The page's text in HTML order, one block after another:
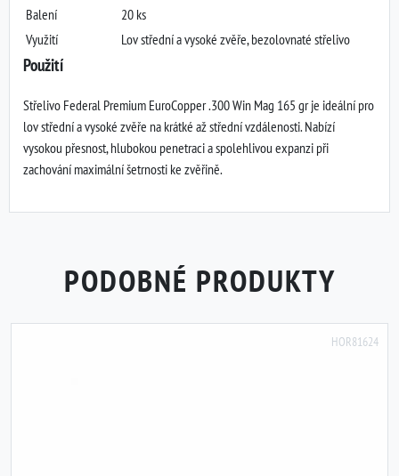
Balení
20 ks
Využití
Lov střední a vysoké zvěře, bezolovnaté střelivo
Použití
Střelivo Federal Premium EuroCopper .300 Win Mag 165 gr je ideální pro
lov střední a vysoké zvěře na krátké až střední vzdálenosti. Nabízí
vysokou přesnost, hlubokou penetraci a spolehlivou expanzi při
zachování maximální šetrnosti ke zvěřině.
PODOBNÉ PRODUKTY
HOR81624